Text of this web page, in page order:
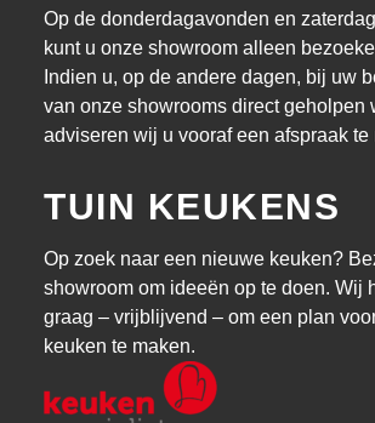
Op de donderdagavonden en
kunt u onze showroom alleen
Indien u, op de andere dagen, bij uw
van onze showrooms direct geholpen
adviseren wij u vooraf een afspraak te
TUIN KEUKENS
Op zoek naar een nieuwe keuken?
showroom om ideeën op te doen. Wij
graag – vrijblijvend – om een plan
keuken te maken.